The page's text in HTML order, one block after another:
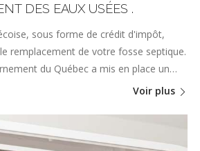
DES EAUX USÉES .
sous forme de crédit d'impôt,
remplacement de votre fosse septique.
du Québec a mis en place un…
Voir plus